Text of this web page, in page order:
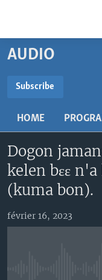
Menu
principal
navigation
principale
Retour
la
recherche
MALI KURA
RADIO
AN BA FO!
FARAFINA FOLI
Learning English
SUIVEZ-NOUS
AUDIO
Subscribe
HOME
Dogon
kelen bɛɛ
(kuma bon).
février 16, 2023